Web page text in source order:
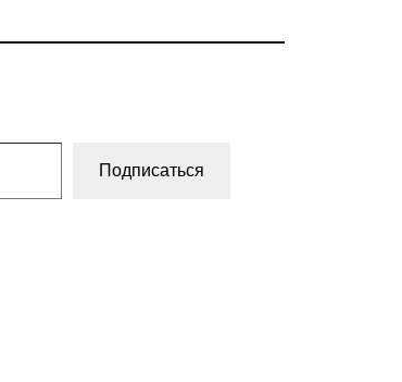
Подписаться